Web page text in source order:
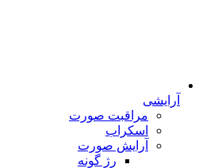
آرایشی
مراقبت صورت
اسکراب
آرایش صورت
رژ گونه